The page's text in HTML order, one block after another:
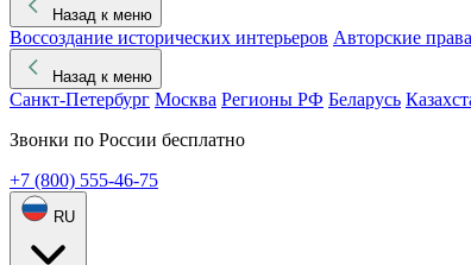
Назад к меню
Воссоздание исторических интерьеров Авторские права
Назад к меню
Санкт-Петербург Москва Регионы РФ Беларусь
Звонки по России бесплатно
+7 (800) 555-46-75
RU